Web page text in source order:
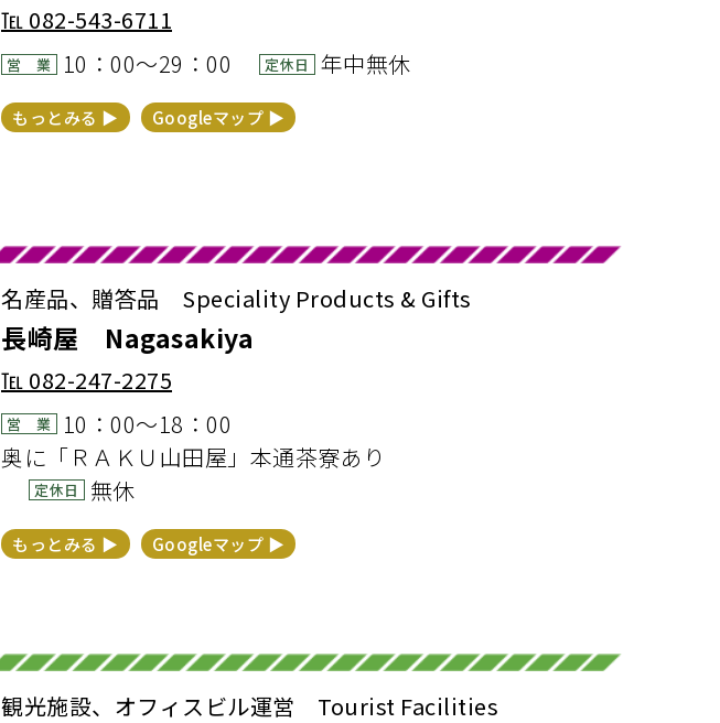
℡ 082-543-6711
営 業 10：00～29：00 定休日 年中無休
もっとみる ▶︎ Googleマップ ▶︎
名産品、贈答品 Speciality Products & Gifts
長崎屋 Nagasakiya
℡ 082-247-2275
営 業
10：00～18：00
奥に「ＲＡＫＵ山田屋」本通茶寮あり
定休日 無休
もっとみる ▶︎ Googleマップ ▶︎
観光施設、オフィスビル運営 Tourist Facilities